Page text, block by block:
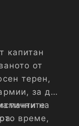
капитан
от
терен,
за да
на
време,